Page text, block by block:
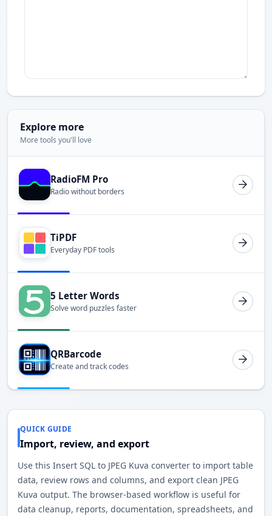
Explore more
More tools you'll love
RadioFM Pro
Radio without borders
TiPDF
Everyday PDF tools
5 Letter Words
Solve word puzzles faster
QRBarcode
Create and track codes
QUICK GUIDE
Import, review, and export
Use this Insert SQL to JPEG Kuva converter to import table
data, review rows and columns, and export clean JPEG
Kuva output. The browser-based workflow is useful for
data cleanup, reports, documentation, spreadsheets, and